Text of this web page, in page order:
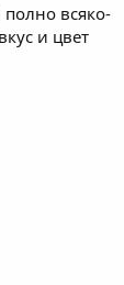
всяко-
и цвет